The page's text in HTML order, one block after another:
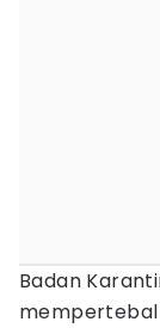
Badan
mempertebal